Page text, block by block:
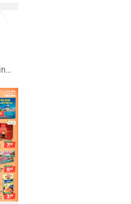
Metro leták online –⁠ aktuálna ponuka